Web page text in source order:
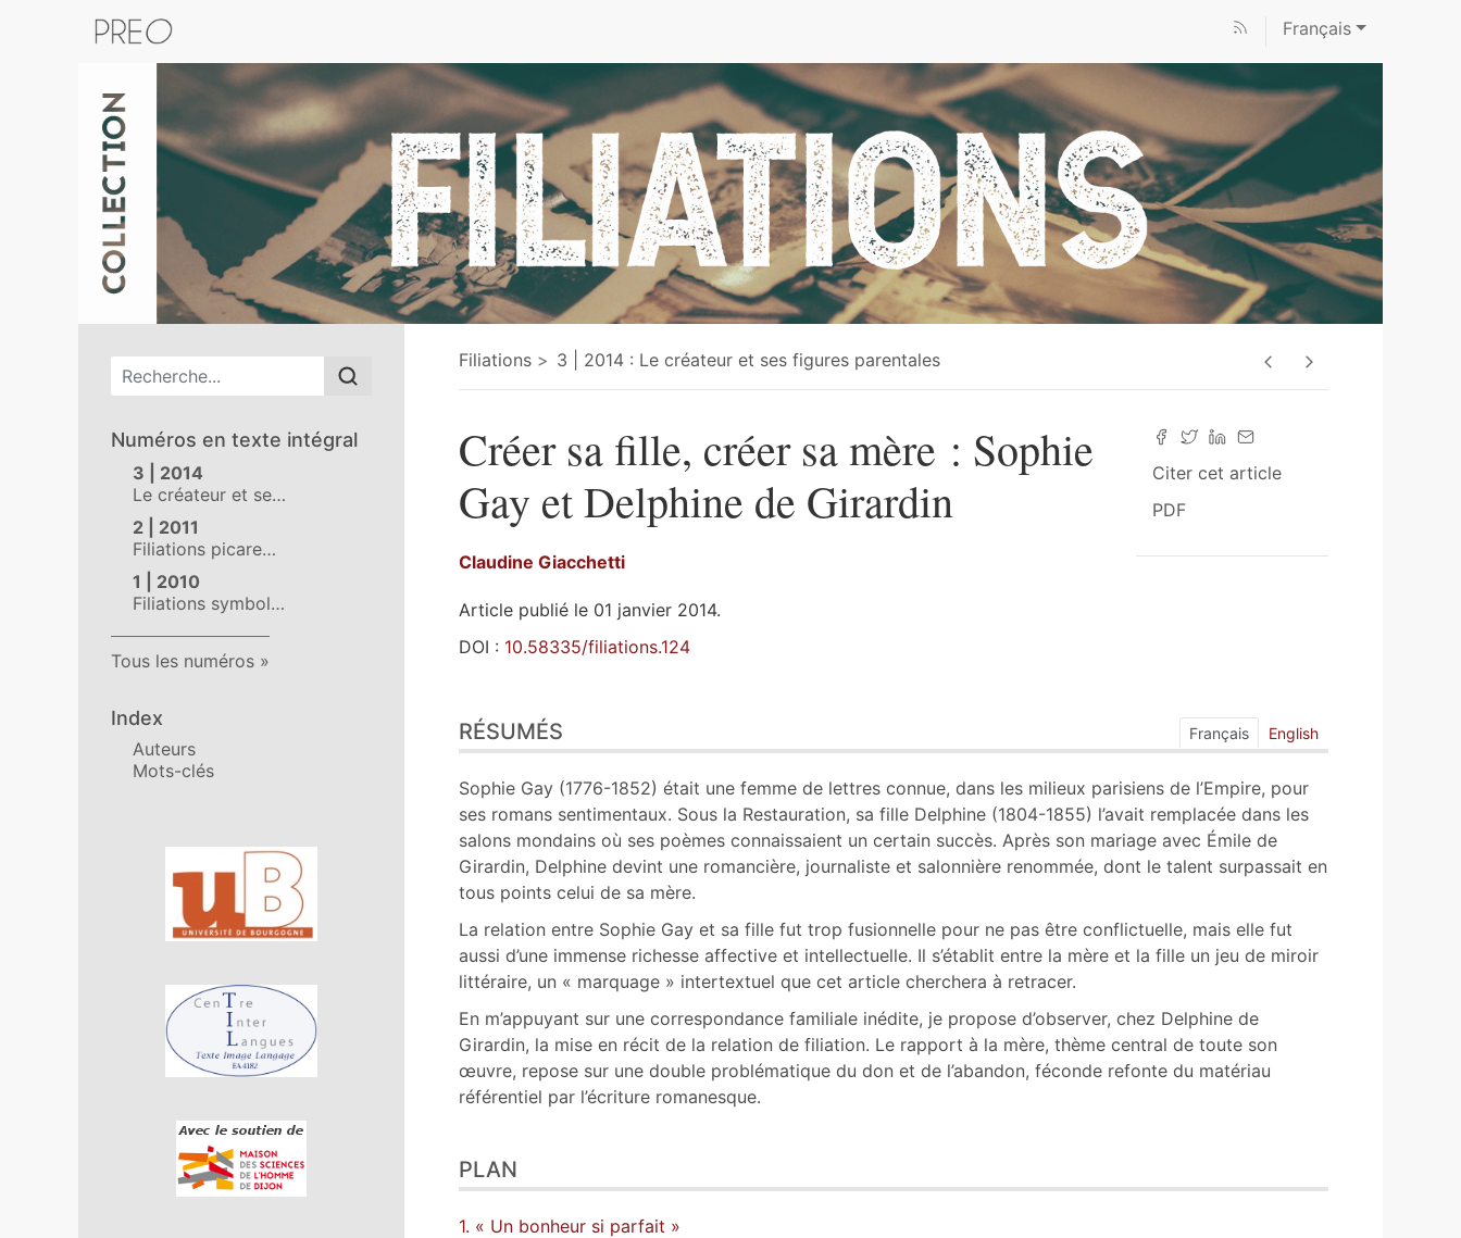
Français
Menu principal
Numéros en texte intégral
3 | 2014
Le créateur et se…
2 | 2011
Filiations picare…
1 | 2010
Filiations symbol…
Tous les numéros
Index
Auteurs
Mots-clés
Affiliations/partenaires
Filiations 3 | 2014 : Le créateur et ses figures parentales
Citer cet article
PDF
Créer sa fille, créer sa mère : Sophie
Gay et Delphine de Girardin
Claudine Giacchetti
Article publié le 01 janvier 2014.
DOI : 10.58335/filiations.124
Plan
Texte
Notes
Citer cet article
Auteur
RÉSUMÉS Français English
Sophie Gay (1776-1852) était une femme de lettres connue, dans les milieux parisiens de l’Empire, pour
ses romans sentimentaux. Sous la Restauration, sa fille Delphine (1804-1855) l’avait remplacée dans les
salons mondains où ses poèmes connaissaient un certain succès. Après son mariage avec Émile de
Girardin, Delphine devint une romancière, journaliste et salonnière renommée, dont le talent surpassait en
tous points celui de sa mère.
La relation entre Sophie Gay et sa fille fut trop fusionnelle pour ne pas être conflictuelle, mais elle fut
aussi d’une immense richesse affective et intellectuelle. Il s’établit entre la mère et la fille un jeu de miroir
littéraire, un « marquage » intertextuel que cet article cherchera à retracer.
En m’appuyant sur une correspondance familiale inédite, je propose d’observer, chez Delphine de
Girardin, la mise en récit de la relation de filiation. Le rapport à la mère, thème central de toute son
œuvre, repose sur une double problématique du don et de l’abandon, féconde refonte du matériau
référentiel par l’écriture romanesque.
PLAN
1. « Un bonheur si parfait »